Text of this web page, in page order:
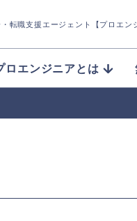
・転職支援エージェント【プロエン
ロエンジニアとは